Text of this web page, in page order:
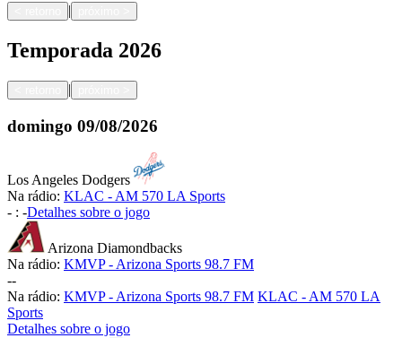
|
Temporada 2026
|
domingo 09/08/2026
Los Angeles Dodgers
Na rádio: KLAC - AM 570 LA Sports
- : -Detalhes sobre o jogo
Arizona Diamondbacks
Na rádio: KMVP - Arizona Sports 98.7 FM
--
Na rádio: KMVP - Arizona Sports 98.7 FM KLAC - AM 570 LA
Sports
Detalhes sobre o jogo